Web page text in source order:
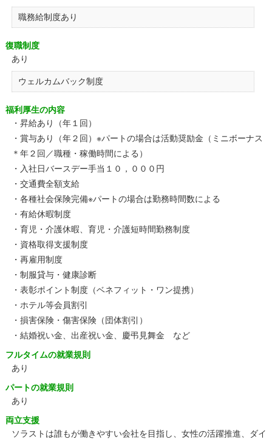
職務給制度あり
復職制度
あり
ウェルカムバック制度
福利厚生の内容
・昇給あり（年１回）
・賞与あり（年２回）※パートの場合は活動奨励金（ミニボーナス
＊年２回／職種・稼働時間による）
・入社日バースデー手当１０，０００円
・交通費全額支給
・各種社会保険完備※パートの場合は勤務時間数による
・有給休暇制度
・育児・介護休暇、育児・介護短時間勤務制度
・資格取得支援制度
・再雇用制度
・制服貸与・健康診断
・表彰ポイント制度（ベネフィット・ワン提携）
・ホテル等会員割引
・損害保険・傷害保険（団体割引）
・結婚祝い金、出産祝い金、慶弔見舞金 など
フルタイムの就業規則
あり
パートの就業規則
あり
両立支援
ソラストは誰もが働きやすい会社を目指し、女性の活躍推進、ダイ